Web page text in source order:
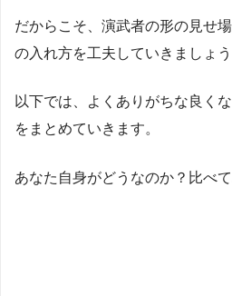
だからこそ、演武者の形の見せ
の入れ方を工夫していきましょう
以下では、よくありがちな良く
をまとめていきます。
あなた自身がどうなのか？比べ